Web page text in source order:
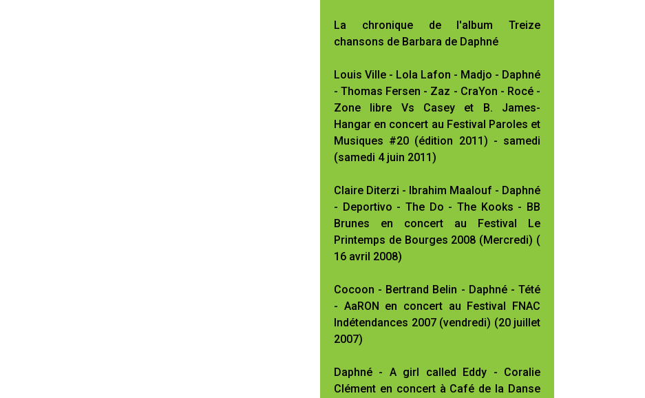
La chronique de l'album Treize
chansons de Barbara de Daphné
Louis Ville - Lola Lafon - Madjo - Daphné
- Thomas Fersen - Zaz - CraYon - Rocé -
Zone libre Vs Casey et B. James-
Hangar en concert au Festival Paroles et
Musiques #20 (édition 2011) - samedi
(samedi 4 juin 2011)
Claire Diterzi - Ibrahim Maalouf - Daphné
- Deportivo - The Do - The Kooks - BB
Brunes en concert au Festival Le
Printemps de Bourges 2008 (Mercredi) (
16 avril 2008)
Cocoon - Bertrand Belin - Daphné - Tété
- AaRON en concert au Festival FNAC
Indétendances 2007 (vendredi) (20 juillet
2007)
Daphné - A girl called Eddy - Coralie
Clément en concert à Café de la Danse